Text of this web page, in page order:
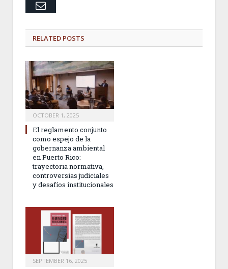
Email
RELATED POSTS
OCTOBER 1, 2025
El reglamento conjunto
como espejo de la
gobernanza ambiental
en Puerto Rico:
trayectoria normativa,
controversias judiciales
y desafíos institucionales
SEPTEMBER 16, 2025